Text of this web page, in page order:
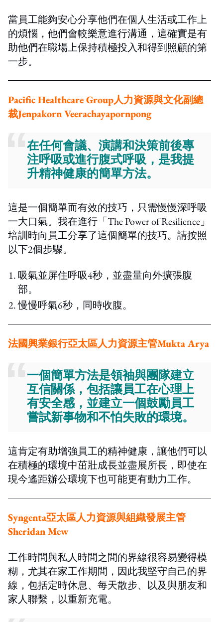
當員工能夠安心分享他們在個人生活或工作上
的煩惱，他們會較樂意進行溝通，這確實是有
助他們在職場上保持積極投入和得到照顧的第
一步。
Pacific Healthcare Group人力資源與文化副總
裁Jenpakorn Veerachayapornpong
在任何會議、演講和決策前後專
注呼吸或進行腹式呼吸，是我提
升精神健康的簡單方法。
這是一個簡單而有效的技巧，只需慢慢深呼吸
一大口氣。我在進行「The Power of Resilience」
培訓時向員工分享了這個簡單的技巧。請按照
以下2個步驟。
吸氣並屏住呼吸4秒，並盡量向外擴張腹
部。
慢慢呼氣6秒，同時收腹。
法國興業銀行亞太區人力資源主管Mukta Arya
一個簡單方法是領袖與團隊建立
互信關係，包括讓員工在心理上
有安全感，並建立一個鼓勵員工
嘗試新事物和不怕失敗的環境。
這肯定有助增強員工的精神健康，讓他們可以
在積極的環境中茁壯成長並盡展所長，即使在
現今遙距辦公環境下也可能更有動力工作。
Syngenta亞太區人力資源與組織發展主管
Sheridan Mew
工作時間與私人時間之間的界線很容易變得模
糊，尤其在家工作期間，因此我堅守自己的界
線，包括定時休息、每天散步、以及與朋友和
家人聯繫，以重新充電。